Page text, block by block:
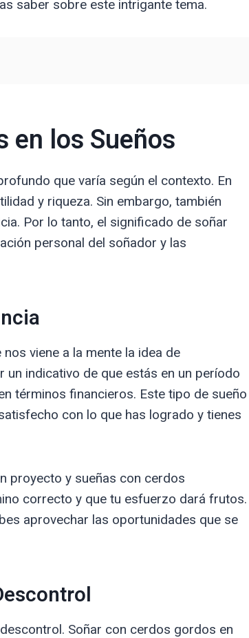
saber sobre este intrigante tema.
en los Sueños
que varía según el contexto. En
y riqueza. Sin embargo, también
Por lo tanto, el significado de soñar
personal del soñador y las
viene a la mente la idea de
un indicativo de que estás en un período
términos financieros. Este tipo de sueño
con lo que has logrado y tienes
proyecto y sueñas con cerdos
correcto y que tu esfuerzo dará frutos.
aprovechar las oportunidades que se
Soñar con cerdos gordos en